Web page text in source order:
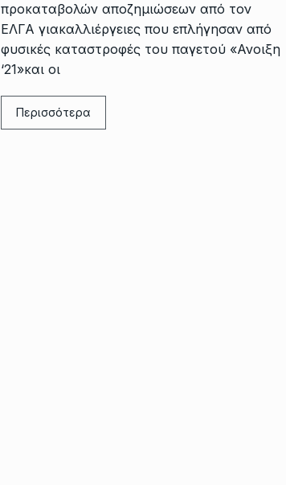
προκαταβολών αποζημιώσεων από τον
ΕΛΓΑ γιακαλλιέργειες που επλήγησαν από
φυσικές καταστροφές του παγετού «Ανοιξη
‘21»και οι
Περισσότερα